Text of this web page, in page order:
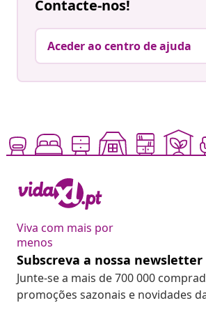
Contacte-nos!
Aceder ao centro de ajuda
Viva com mais por
menos
Subscreva a nossa newsletter
Junte-se a mais de 700 000
promoções sazonais e novidades